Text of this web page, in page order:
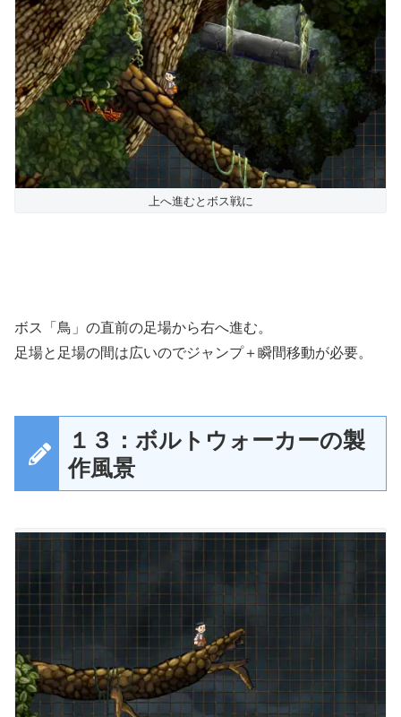
上へ進むとボス戦に
ボス「鳥」の直前の足場から右へ進む。
足場と足場の間は広いのでジャンプ＋瞬間移動が必要。
１３：ボルトウォーカーの製
作風景